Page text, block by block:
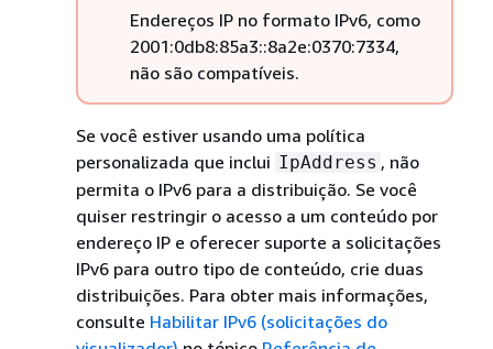
Endereços IP no formato IPv6, como
2001:0db8:85a3::8a2e:0370:7334,
não são compatíveis.
Se você estiver usando uma política
personalizada que inclui IpAddress , não
permita o IPv6 para a distribuição. Se você
quiser restringir o acesso a um conteúdo por
endereço IP e oferecer suporte a solicitações
IPv6 para outro tipo de conteúdo, crie duas
distribuições. Para obter mais informações,
consulte Habilitar IPv6 (solicitações do